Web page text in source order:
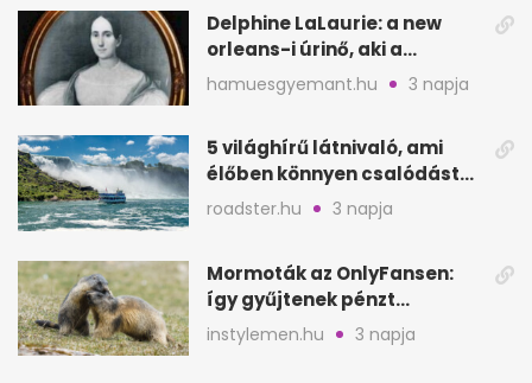
Delphine LaLaurie: a new
orleans-i úrinő, aki a
padláson kínzott
hamuesgyemant.hu 3 napja
5 világhírű látnivaló, ami
élőben könnyen csalódást
okozhat
roadster.hu 3 napja
Mormoták az OnlyFansen:
így gyűjtenek pénzt
amerikai kutatók
instylemen.hu 3 napja